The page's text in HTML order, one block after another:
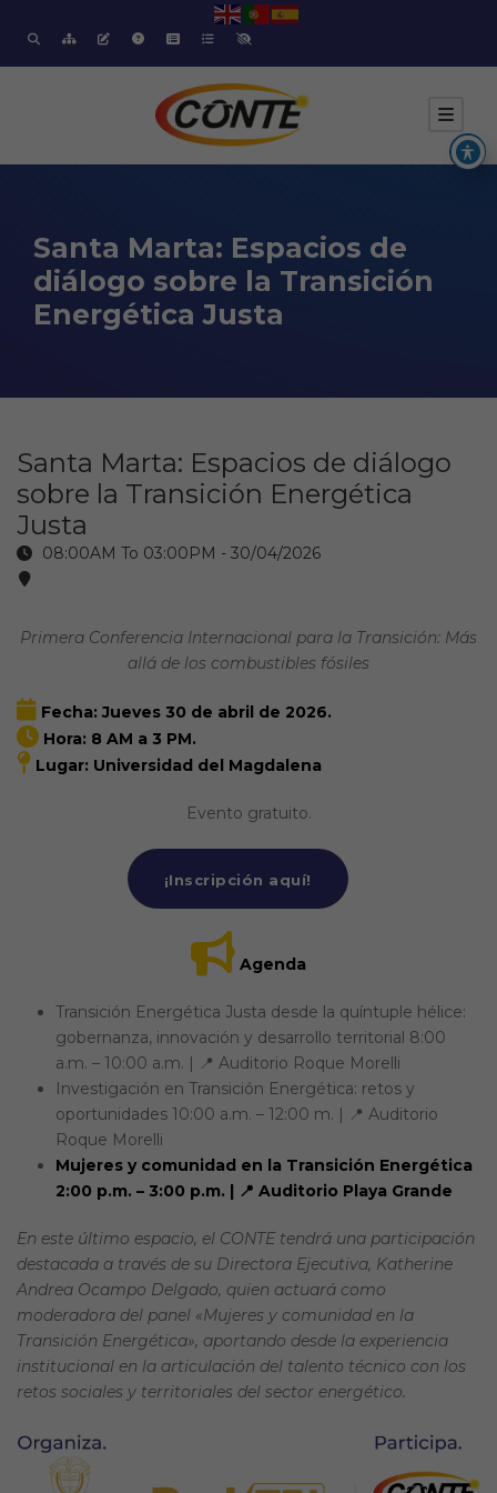
Santa Marta: Espacios de
diálogo sobre la Transición
Energética Justa
Santa Marta: Espacios de diálogo
sobre la Transición Energética
Justa
08:00AM To 03:00PM - 30/04/2026
Primera Conferencia Internacional para la Transición: Más
allá de los combustibles fósiles
Fecha: Jueves 30 de abril de 2026.
Hora: 8 AM a 3 PM.
Lugar: Universidad del Magdalena
Evento gratuito.
¡Inscripción aquí!
Agenda
Transición Energética Justa desde la quíntuple hélice:
gobernanza, innovación y desarrollo territorial 8:00
a.m. – 10:00 a.m. | 📍 Auditorio Roque Morelli
Investigación en Transición Energética: retos y
oportunidades 10:00 a.m. – 12:00 m. | 📍 Auditorio
Roque Morelli
Mujeres y comunidad en la Transición Energética
2:00 p.m. – 3:00 p.m. | 📍 Auditorio Playa Grande
En este último espacio, el CONTE tendrá una participación
destacada a través de su Directora Ejecutiva, Katherine
Andrea Ocampo Delgado, quien actuará como
moderadora del panel «Mujeres y comunidad en la
Transición Energética», aportando desde la experiencia
institucional en la articulación del talento técnico con los
retos sociales y territoriales del sector energético.